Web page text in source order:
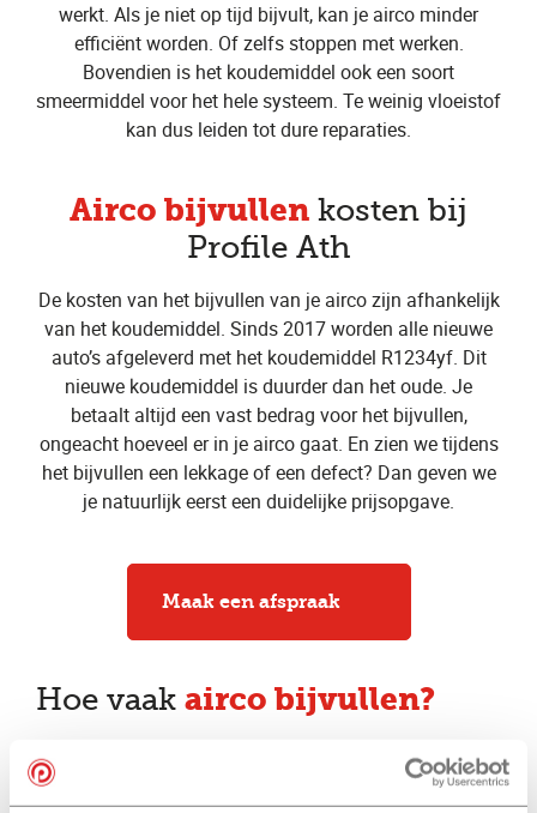
werkt. Als je niet op tijd bijvult, kan je airco minder
efficiënt worden. Of zelfs stoppen met werken.
Bovendien is het koudemiddel ook een soort
smeermiddel voor het hele systeem. Te weinig vloeistof
kan dus leiden tot dure reparaties.
Airco bijvullen kosten bij
Profile Ath
De kosten van het bijvullen van je airco zijn afhankelijk
van het koudemiddel. Sinds 2017 worden alle nieuwe
auto’s afgeleverd met het koudemiddel R1234yf. Dit
nieuwe koudemiddel is duurder dan het oude. Je
betaalt altijd een vast bedrag voor het bijvullen,
ongeacht hoeveel er in je airco gaat. En zien we tijdens
het bijvullen een lekkage of een defect? Dan geven we
je natuurlijk eerst een duidelijke prijsopgave.
Maak een afspraak
Hoe vaak airco bijvullen?
Een airco moet eens in de vier jaar helemaal opnieuw
worden gevuld. Elk jaar verdwijnt er echter een beetje